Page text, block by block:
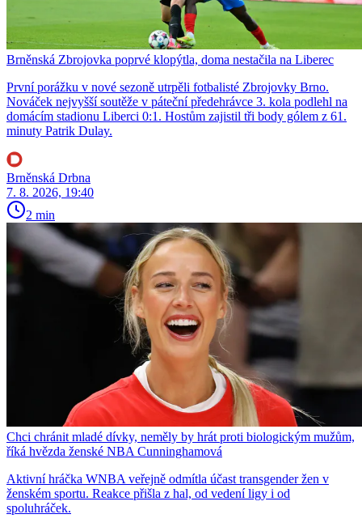
Brněnská Zbrojovka poprvé klopýtla, doma nestačila na Liberec
První porážku v nové sezoně utrpěli fotbalisté Zbrojovky Brno.
Nováček nejvyšší soutěže v páteční předehrávce 3. kola podlehl na
domácím stadionu Liberci 0:1. Hostům zajistil tři body gólem z 61.
minuty Patrik Dulay.
Brněnská Drbna
7. 8. 2026, 19:40
2 min
Chci chránit mladé dívky, neměly by hrát proti biologickým mužům,
říká hvězda ženské NBA Cunninghamová
Aktivní hráčka WNBA veřejně odmítla účast transgender žen v
ženském sportu. Reakce přišla z hal, od vedení ligy i od
spoluhráček.